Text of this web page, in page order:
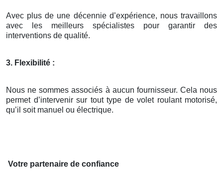
Avec plus de une décennie d’expérience, nous travaillons
avec les meilleurs spécialistes pour garantir des
interventions de qualité.
3. Flexibilité :
Nous ne sommes associés à aucun fournisseur. Cela nous
permet d’intervenir sur tout type de volet roulant motorisé,
qu’il soit manuel ou électrique.
Votre partenaire de confiance